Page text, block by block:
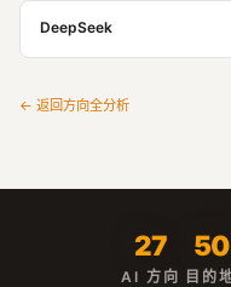
DeepSeek
← 返回方向全分析
27
AI 方向
50
目的